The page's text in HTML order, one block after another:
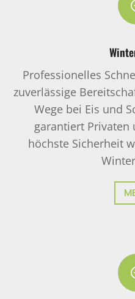
Professionelles
zuverlässige
Wege bei Eis und
garantiert Privaten
höchste Sicherheit